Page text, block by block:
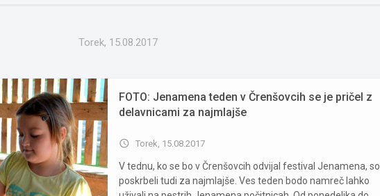
Torek, 15.08.2017
FOTO: Jenamena teden v Črenšovcih se je pričel z
delavnicami za najmlajše
access_time Torek, 15.08.2017
V tednu, ko se bo v Črenšovcih odvijal festival Jenamena, so
poskrbeli tudi za najmlajše. Ves teden bodo namreč lahko